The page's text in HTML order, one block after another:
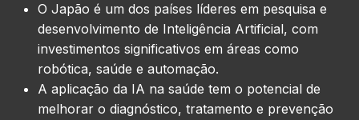
O Japão é um dos países líderes em pesquisa e
desenvolvimento de Inteligência Artificial, com
investimentos significativos em áreas como
robótica, saúde e automação.
A aplicação da IA na saúde tem o potencial de
melhorar o diagnóstico, tratamento e prevenção